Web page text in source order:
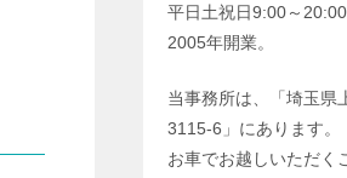
平日土祝日9:00～20:00
2005年開業。
当事務所は、「埼玉県
3115-6」にあります。
お車でお越しいただく